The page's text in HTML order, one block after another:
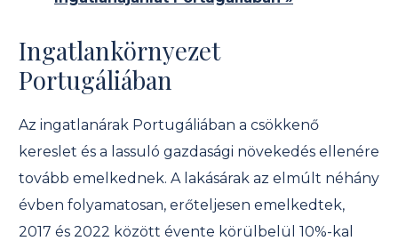
Ingatlankörnyezet
Portugáliában
Az ingatlanárak Portugáliában a csökkenő
kereslet és a lassuló gazdasági növekedés ellenére
tovább emelkednek. A lakásárak az elmúlt néhány
évben folyamatosan, erőteljesen emelkedtek,
2017 és 2022 között évente körülbelül 10%-kal